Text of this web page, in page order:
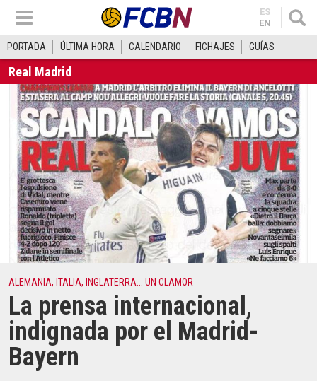
ES
EN
PORTADA ÚLTIMA HORA CALENDARIO FICHAJES GUÍAS
Real Madrid
ALEMANIA, ITALIA, INGLATERRA... UN CLAMOR
La prensa internacional,
indignada por el Madrid-
Bayern